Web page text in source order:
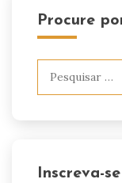
Procure
Inscreva-